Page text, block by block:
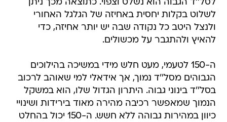
לסל''ד הגבוה הוא נשלט וצפוי. כתוצאה מכך ניתן
לשלוט בקלות יחסית באחיזה של הגלגל האחורי
ולנצל היטב כל נקודה שבה יש יותר אחיזה, כדי
להאיץ ולהתגבר על מכשולים.
ה-150 לטעמי, מעט חלש מידי במשיכה בהילוכים
הגבוהים מסל''ד נמוך, אך אידאלי למי שאוהב לרכוב
בסל''ד בינוני גבוה. היתרון הגדול שלו, הוא במשקל
הנמוך שמאפשר רכיבה מהירה מאוד בירידות ושינויי
כיוון במהירות גבוהה ללא חשש. ה-150 יכול בהחלט